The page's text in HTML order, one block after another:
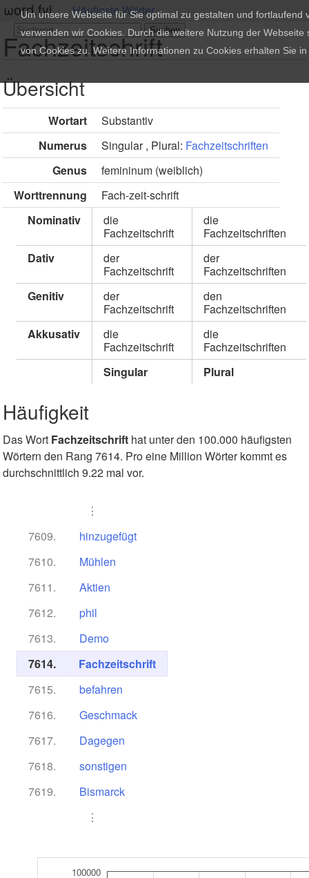
ωord.fyi Häufigste Wörter
Fachzeitschrift
Übersicht
Wortart
Substantiv
Numerus
Singular , Plural: Fachzeitschriften
Genus
femininum (weiblich)
Worttrennung
Fach-zeit-schrift
Nominativ
die
Fachzeitschrift
die
Fachzeitschriften
Dativ
der
Fachzeitschrift
der
Fachzeitschriften
Genitiv
der
Fachzeitschrift
den
Fachzeitschriften
Akkusativ
die
Fachzeitschrift
die
Fachzeitschriften
Singular
Plural
Häufigkeit
Das Wort Fachzeitschrift hat unter den 100.000 häufigsten
Wörtern den Rang 7614. Pro eine Million Wörter kommt es
durchschnittlich 9.22 mal vor.
⋮
7609.
hinzugefügt
7610.
Mühlen
7611.
Aktien
7612.
phil
7613.
Demo
7614.
Fachzeitschrift
7615.
befahren
7616.
Geschmack
7617.
Dagegen
7618.
sonstigen
7619.
Bismarck
⋮
100000
Um unsere Webseite für Sie optimal zu gestalten und fortlaufend
verwenden wir Cookies. Durch die weitere Nutzung der Webseite
von Cookies zu. Weitere Informationen zu Cookies erhalten Sie